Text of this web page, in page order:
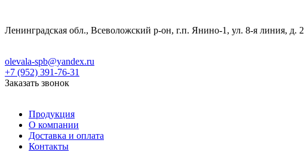
Ленинградская обл., Всеволожский р-он, г.п. Янино-1, ул. 8-я линия, д.
olevala-spb@yandex.ru
+7 (952) 391-76-31
Заказать звонок
Продукция
О компании
Доставка и оплата
Контакты